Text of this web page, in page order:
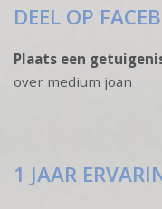
DEEL OP
Plaats een
over medium joan
1 JAAR